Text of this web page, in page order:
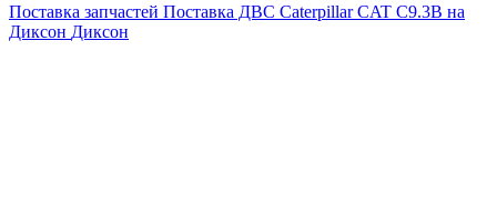
Поставка запчастей Поставка ДВС Caterpillar CAT C9.3B на
Диксон Диксон